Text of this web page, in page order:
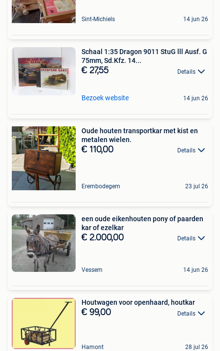
Sint-Michiels 14 jun 26
Schaal 1:35 Dragon 9011 StuG lll Ausf. G
75mm, Sd.Kfz. 14...
€ 27,55 Details
Bezoek website 14 jun 26
Oude houten transportkar met kist en
metalen wielen.
€ 110,00 Details
Erembodegem 23 jul 26
een oude eikenhouten pony of paarden
kar of ezelkar
€ 2.000,00 Details
Vessem 14 jun 26
Houtwagen voor openhaard, houtkar
€ 99,00 Details
Hamont 28 jul 26